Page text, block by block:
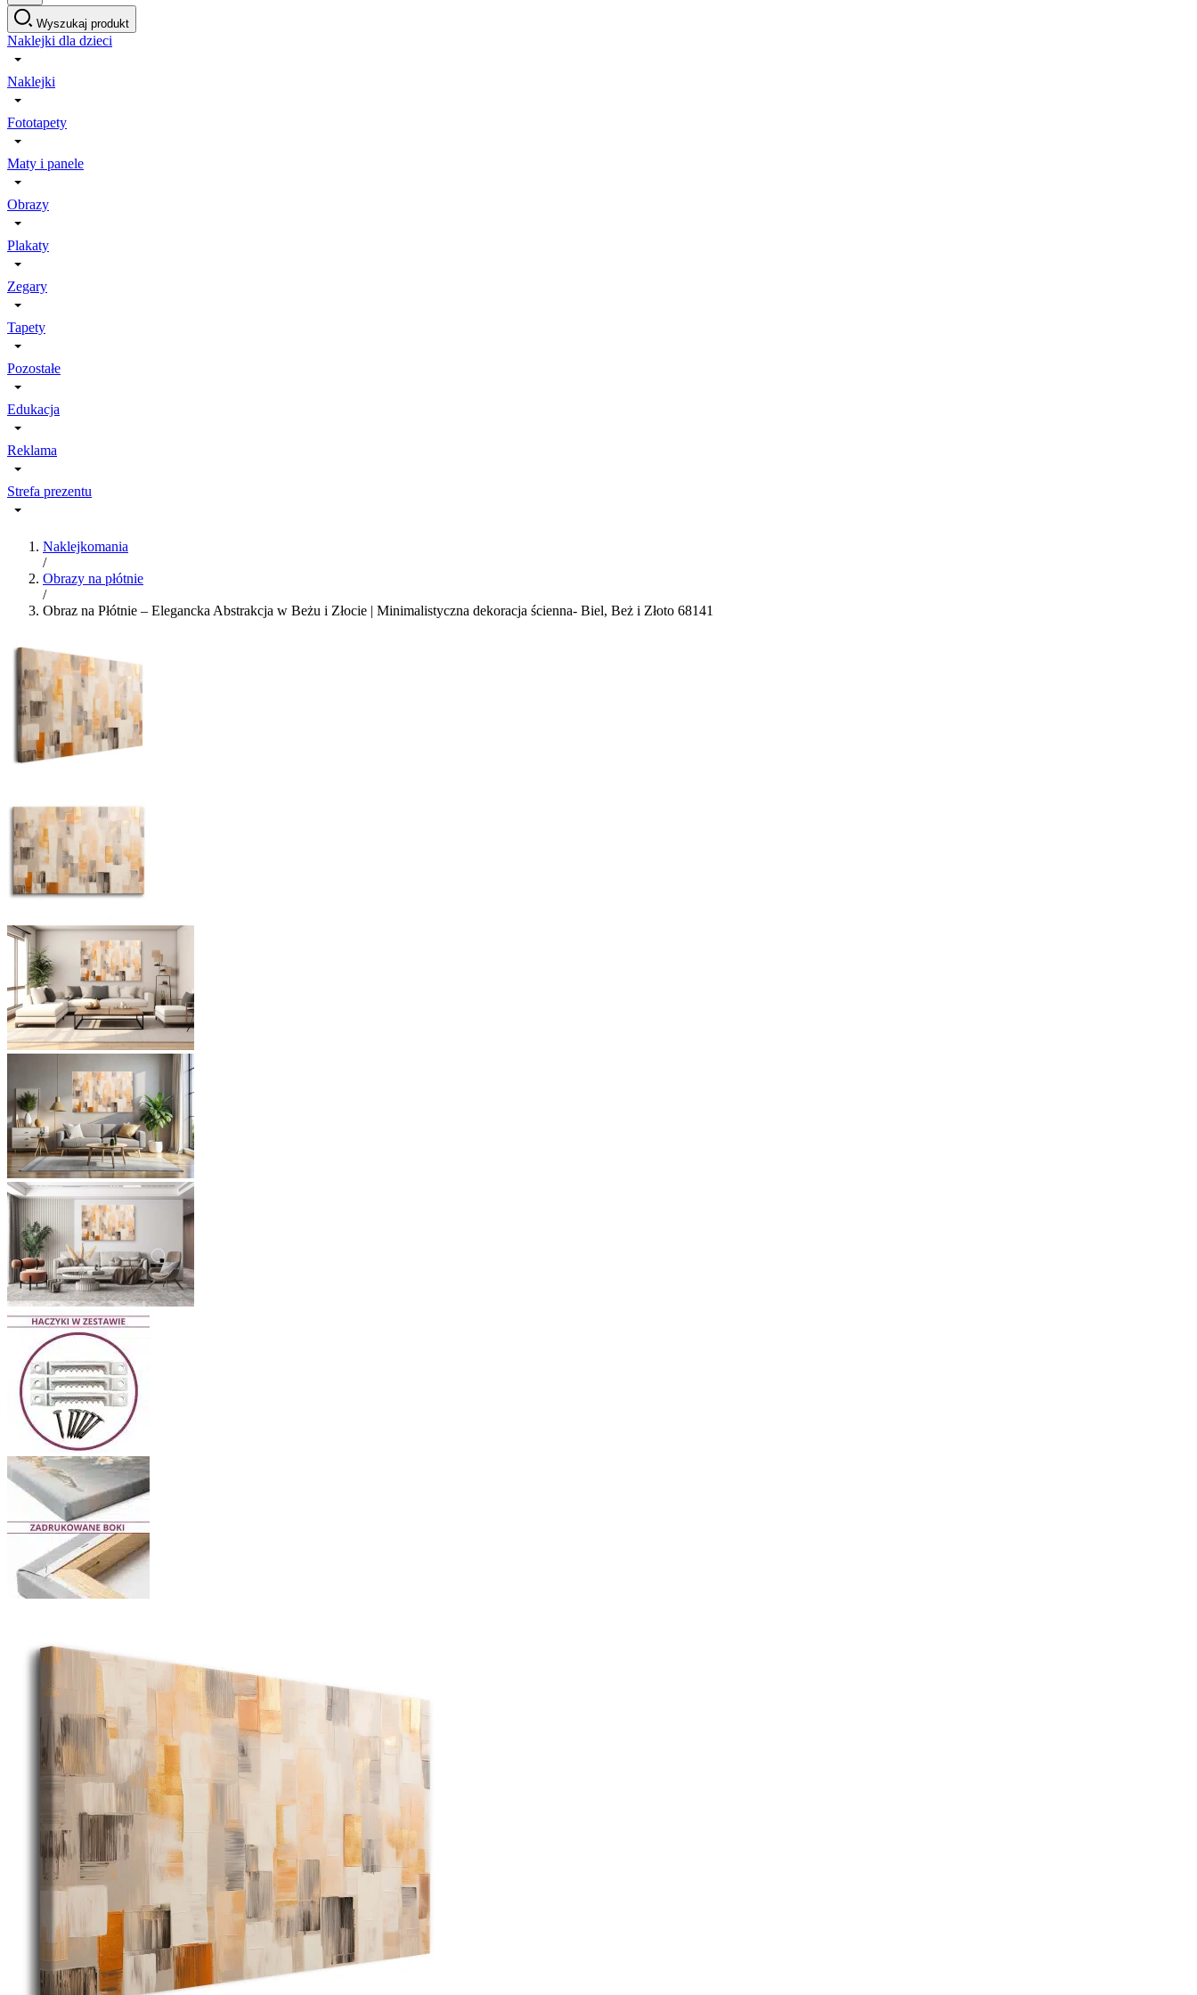
Wyszukaj produkt
Naklejki dla dzieci
Naklejki
Fototapety
Maty i panele
Obrazy
Plakaty
Zegary
Tapety
Pozostałe
Edukacja
Reklama
Strefa prezentu
Naklejkomania
/
Obrazy na płótnie
/
Obraz na Płótnie – Elegancka Abstrakcja w Beżu i Złocie | Minimalistyczna dekoracja ścienna- Biel, Beż i Złoto 68141